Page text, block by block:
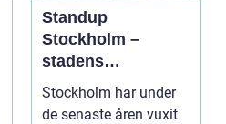
Standup
Stockholm –
stadens
vardagsrum för
skratt
Stockholm har under
de senaste åren vuxit